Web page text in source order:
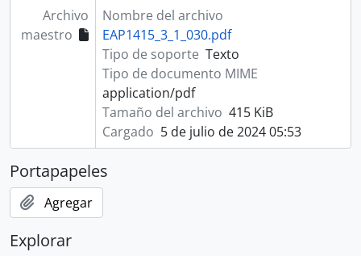
Archivo
maestro
Nombre del archivo
EAP1415_3_1_030.pdf
Tipo de soporte Texto
Tipo de documento MIME
application/pdf
Tamaño del archivo 415 KiB
Cargado 5 de julio de 2024 05:53
Portapapeles
Agregar
Explorar